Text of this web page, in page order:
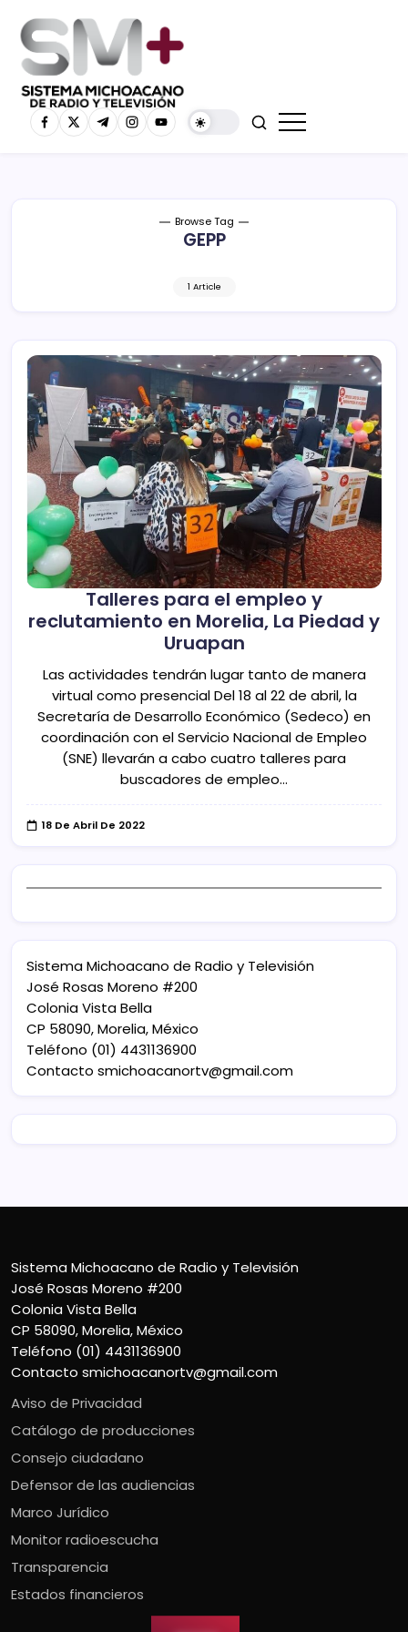
Browse Tag
GEPP
1 Article
Talleres para el empleo y
reclutamiento en Morelia, La Piedad y
Uruapan
Las actividades tendrán lugar tanto de manera
virtual como presencial Del 18 al 22 de abril, la
Secretaría de Desarrollo Económico (Sedeco) en
coordinación con el Servicio Nacional de Empleo
(SNE) llevarán a cabo cuatro talleres para
buscadores de empleo…
18 De Abril De 2022
Sistema Michoacano de Radio y Televisión
José Rosas Moreno #200
Colonia Vista Bella
CP 58090, Morelia, México
Teléfono (01) 4431136900
Contacto smichoacanortv@gmail.com
Sistema Michoacano de Radio y Televisión
José Rosas Moreno #200
Colonia Vista Bella
CP 58090, Morelia, México
Teléfono (01) 4431136900
Contacto smichoacanortv@gmail.com
Aviso de Privacidad
Catálogo de producciones
Consejo ciudadano
Defensor de las audiencias
Marco Jurídico
Monitor radioescucha
Transparencia
Estados financieros